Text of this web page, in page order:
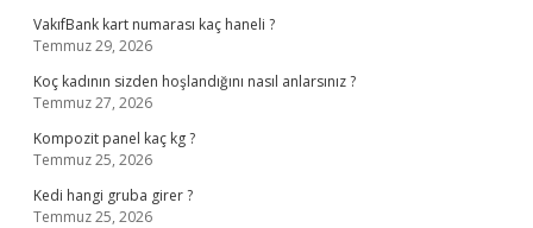
VakıfBank kart numarası kaç haneli ?
Temmuz 29, 2026
Koç kadının sizden hoşlandığını nasıl anlarsınız ?
Temmuz 27, 2026
Kompozit panel kaç kg ?
Temmuz 25, 2026
Kedi hangi gruba girer ?
Temmuz 25, 2026